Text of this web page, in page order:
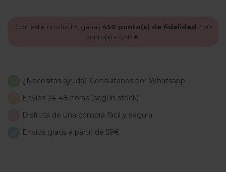
Con este producto, ganas 450 punto(s) de fidelidad 450
punto(s) = 4,50 €
¿Necesitas ayuda? Consúltanos por Whatsapp
Envíos 24-48 horas (según stock)
Disfruta de una compra fácil y segura
Envíos gratis a partir de 59€